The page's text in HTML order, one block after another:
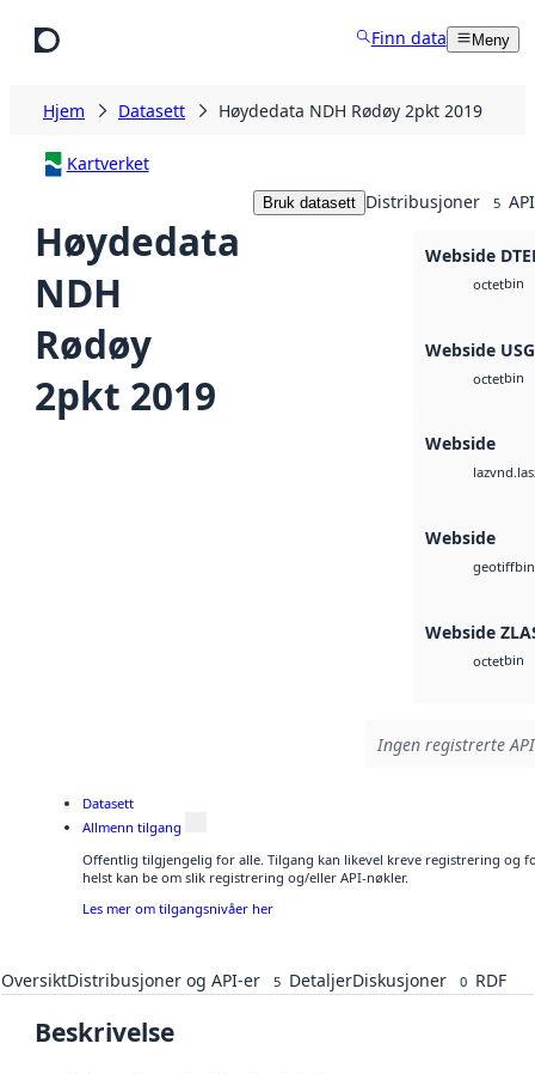
Finn data Meny
Hjem Datasett Høydedata NDH Rødøy 2pkt 2019
Kartverket
Høydedata
NDH
Rødøy
2pkt 2019
Bruk datasett Distribusjoner 5
Webside
octetbin
Webside
octetbin
Webside
laz
Webside
geotiffbin
Webside
octetbin
Ingen registrerte
Datasett
Allmenn tilgang
Offentlig tilgjengelig for alle. Tilgang kan likevel kreve registrering og
helst kan be om slik registrering og/eller API-nøkler.
Les mer om tilgangsnivåer her
OversiktDistribusjoner og API-er 5 DetaljerDiskusjoner 0 RDF
Beskrivelse